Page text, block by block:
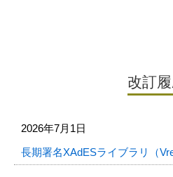
改訂
2026年7月1日
長期署名XAdESライブラリ（